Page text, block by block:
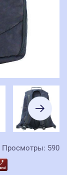
Просмотры: 590